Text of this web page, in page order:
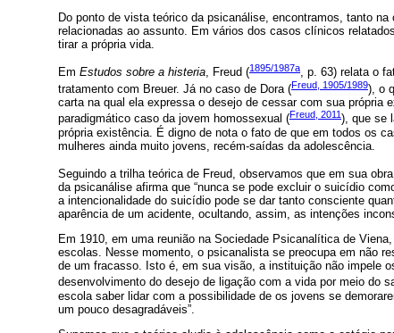
Do ponto de vista teórico da psicanálise, encontramos, tanto
relacionadas ao assunto. Em vários dos casos clínicos
tirar a própria vida.
Em Estudos sobre a histeria, Freud (1895/1987a, p. 63) relata o
tratamento com Breuer. Já no caso de Dora (Freud, 1905/1989), o
carta na qual ela expressa o desejo de cessar com sua própria
paradigmático caso da jovem homossexual (Freud, 2011 ), que se
própria existência. É digno de nota o fato de que em todos os
mulheres ainda muito jovens, recém-saídas da adolescência.
Seguindo a trilha teórica de Freud, observamos que em sua obra
da psicanálise afirma que “nunca se pode excluir o suicídio
a intencionalidade do suicídio pode se dar tanto consciente
aparência de um acidente, ocultando, assim, as intenções
Em 1910, em uma reunião na Sociedade Psicanalítica de
escolas. Nesse momento, o psicanalista se preocupa em não
de um fracasso. Isto é, em sua visão, a instituição não impele
desenvolvimento do desejo de ligação com a vida por meio do
escola saber lidar com a possibilidade de os jovens se
um pouco desagradáveis”.